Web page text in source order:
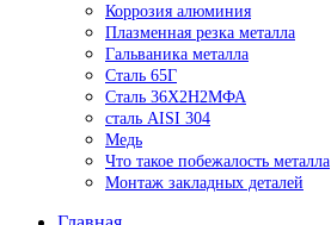
Коррозия алюминия
Плазменная резка металла
Гальваника металла
Сталь 65Г
Сталь 36Х2Н2МФА
сталь AISI 304
Медь
Что такое побежалость металла
Монтаж закладных деталей